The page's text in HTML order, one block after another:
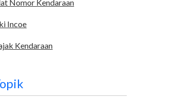
Nomor Kendaraan
Incoe
Kendaraan